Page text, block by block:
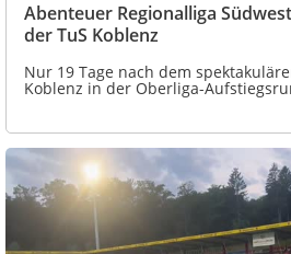
Abenteuer Regionalliga
der TuS Koblenz
Nur 19 Tage nach dem
Koblenz in der Oberliga-